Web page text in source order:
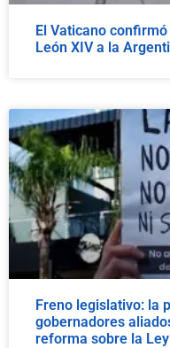
El Vaticano
León XIV a la
Freno legislativo: la
gobernadores
reforma sobre la